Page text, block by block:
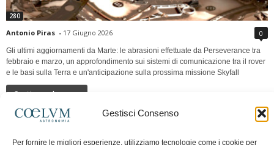
Gestisci Consenso
Per fornire le migliori esperienze, utilizziamo tecnologie come i cookie per
280
Antonio Piras - 17 Giugno 2026 0
Gli ultimi aggiornamenti da Marte: le abrasioni effettuate da Perseverance tra
febbraio e marzo, un approfondimento sui sistemi di comunicazione tra il rover
e le basi sulla Terra e un'anticipazione sulla prossima missione Skyfall
Continua a leggere